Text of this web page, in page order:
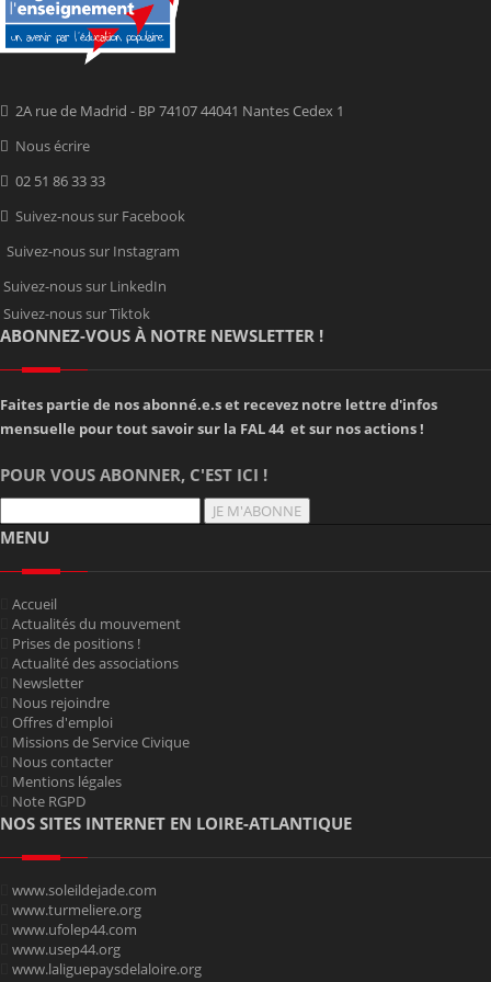
2A rue de Madrid - BP 74107 44041 Nantes Cedex 1
Nous écrire
02 51 86 33 33
Suivez-nous sur Facebook
Suivez-nous sur Instagram
Suivez-nous sur LinkedIn
Suivez-nous sur Tiktok
ABONNEZ-VOUS À NOTRE NEWSLETTER !
Faites partie de nos abonné.e.s et recevez notre lettre d'infos
mensuelle pour tout savoir sur la FAL 44 et sur nos actions !
POUR VOUS ABONNER, C'EST ICI !
JE M'ABONNE
MENU
Accueil
Actualités du mouvement
Prises de positions !
Actualité des associations
Newsletter
Nous rejoindre
Offres d'emploi
Missions de Service Civique
Nous contacter
Mentions légales
Note RGPD
NOS SITES INTERNET EN LOIRE-ATLANTIQUE
www.soleildejade.com
www.turmeliere.org
www.ufolep44.com
www.usep44.org
www.laliguepaysdelaloire.org